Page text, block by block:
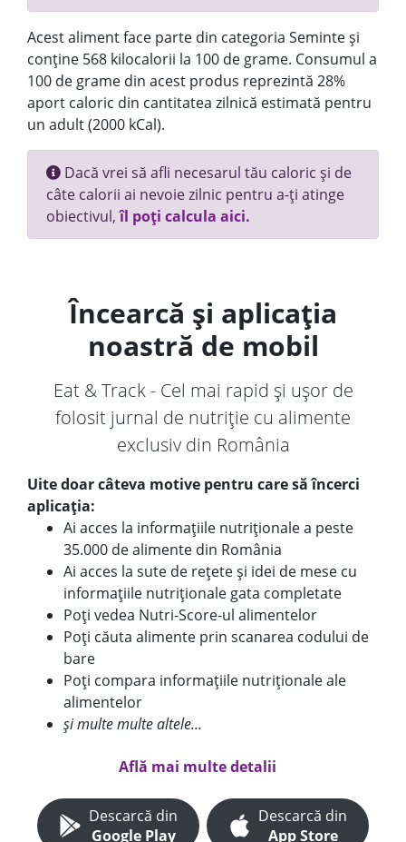
Acest aliment face parte din categoria Seminte și
conține 568 kilocalorii la 100 de grame. Consumul a
100 de grame din acest produs reprezintă 28%
aport caloric din cantitatea zilnică estimată pentru
un adult (2000 kCal).
Dacă vrei să afli necesarul tău caloric și de
câte calorii ai nevoie zilnic pentru a-ți atinge
obiectivul,îl poți calcula aici.
Încearcă și aplicația
noastră de mobil
Eat & Track - Cel mai rapid și ușor de
folosit jurnal de nutriție cu alimente
exclusiv din România
Uite doar câteva motive pentru care să încerci
aplicația:
Ai acces la informațiile nutriționale a peste
35.000 de alimente din România
Ai acces la sute de rețete și idei de mese cu
informațiile nutriționale gata completate
Poți vedea Nutri-Score-ul alimentelor
Poți căuta alimente prin scanarea codului de
bare
Poți compara informațiile nutriționale ale
alimentelor
și multe multe altele...
Află mai multe detalii
Descarcă din
Google Play
Descarcă din
App Store